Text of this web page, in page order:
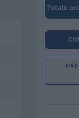
Totale
HAI